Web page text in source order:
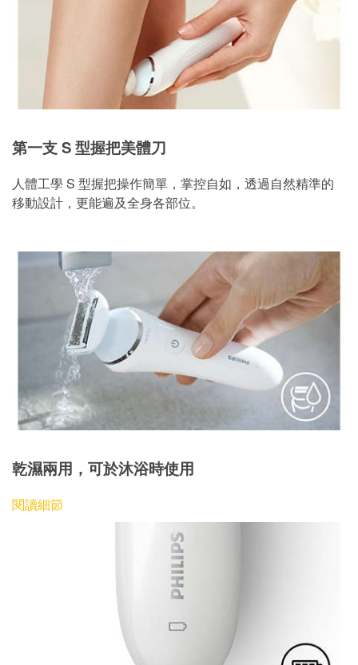
第一支 S 型握把美體刀
人體工學 S 型握把操作簡單，掌控自如，透過自然精準的
移動設計，更能遍及全身各部位。
乾濕兩用，可於沐浴時使用
閱讀細節